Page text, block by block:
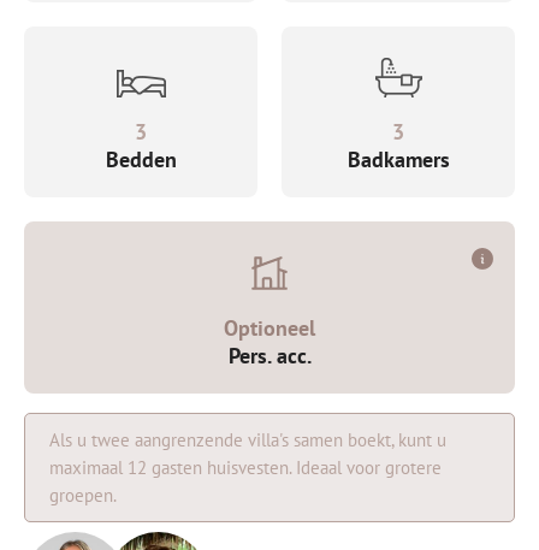
3
Bedden
3
Badkamers
Optioneel
Pers. acc.
Als u twee aangrenzende villa's samen boekt, kunt u
maximaal 12 gasten huisvesten. Ideaal voor grotere
groepen.